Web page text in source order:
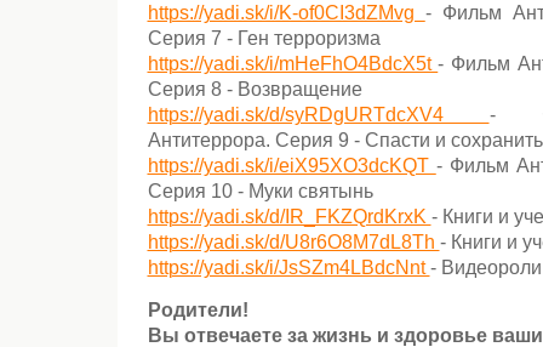
https://yadi.sk/i/K-of0CI3dZMvg - Фильм
Серия 7 - Ген терроризма
https://yadi.sk/i/mHeFhO4BdcX5t- Фильм
Серия 8 - Возвращение
https://yadi.sk/d/syRDgURTdcXV4 -
Антитеррора. Серия 9 - Спасти и сохранить
https://yadi.sk/i/eiX95XO3dcKQT - Фильм
Серия 10 - Муки святынь
https://yadi.sk/d/IR_FKZQrdKrxK - Книги и
https://yadi.sk/d/U8r6O8M7dL8Th - Книги и
https://yadi.sk/i/JsSZm4LBdcNnt-
Родители!
Вы отвечаете за жизнь и здоровье